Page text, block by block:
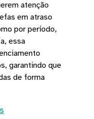
atenção
em atraso
por período,
essa
garantindo que
de forma